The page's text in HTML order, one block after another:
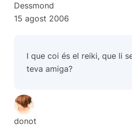
Dessmond
15 agost 2006
I que coi és el reiki, que li
teva amiga?
donot